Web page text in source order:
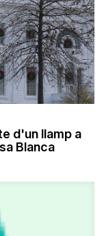
d'un llamp a
Blanca